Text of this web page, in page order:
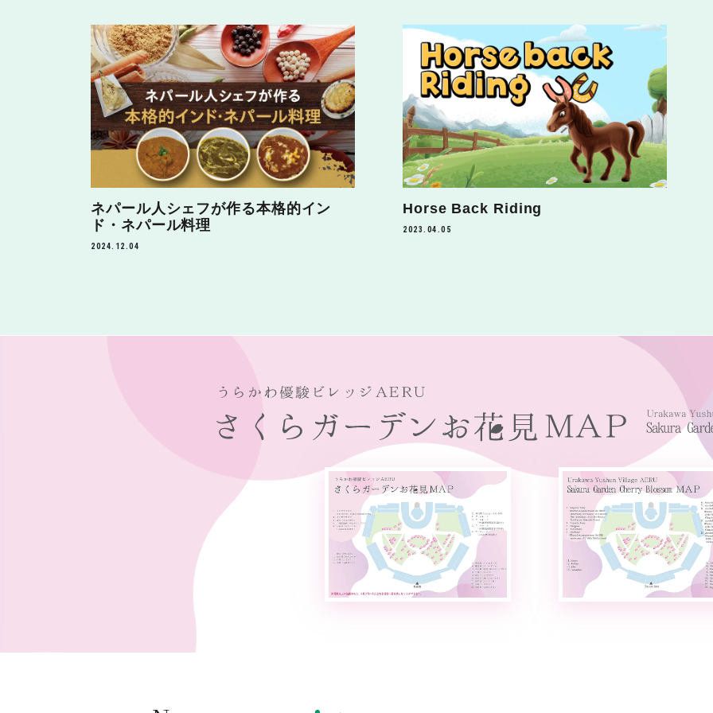
ネパール人シェフが作る本格的イン
ド・ネパール料理
2024.12.04
Horse Back Riding
2023.04.05